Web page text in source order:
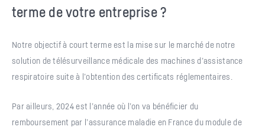
terme de votre entreprise ?
Notre objectif à court terme est la mise sur le marché de notre
solution de télésurveillance médicale des machines d’assistance
respiratoire suite à l’obtention des certificats réglementaires.
Par ailleurs, 2024 est l’année où l’on va bénéficier du
remboursement par l’assurance maladie en France du module de